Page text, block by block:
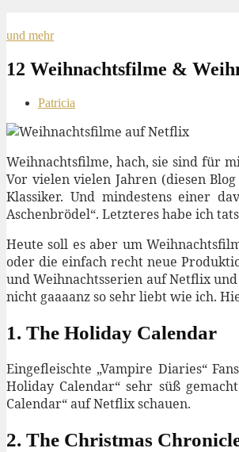
und mehr
12 Weihnachtsfilme &
Patricia
Weihnachtsfilme, hach, sie sind für
Vor vielen vielen Jahren (diesen
Klassiker. Und mindestens einer
Aschenbrödel“. Letzteres habe ich
Heute soll es aber um
oder die einfach recht neue
und Weihnachtsserien auf Netflix
nicht gaaaanz so sehr liebt wie ich.
1. The Holiday Calendar
Eingefleischte „Vampire Diaries“
Holiday Calendar“ sehr süß
Calendar“ auf Netflix schauen.
2. The Christmas